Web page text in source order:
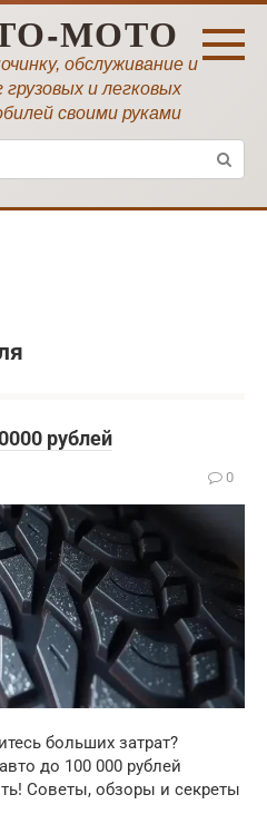
МОТО
обслуживание и
и легковых
своими руками
рублей
0
больших затрат?
до 100 000 рублей
Советы, обзоры и секреты